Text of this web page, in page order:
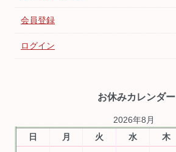
会員登録
ログイン
お休みカレンダー
2026年8月
日
月 火 水 木